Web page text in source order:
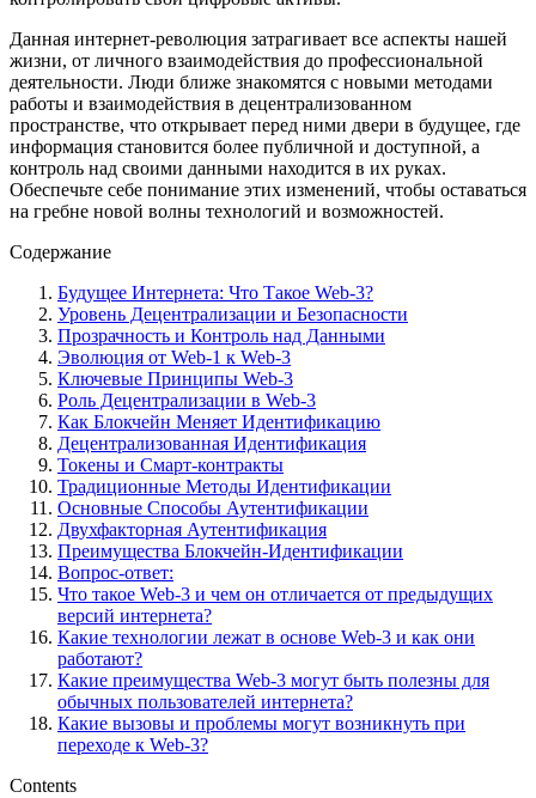
Данная интернет-революция затрагивает все аспекты нашей
жизни, от личного взаимодействия до профессиональной
деятельности. Люди ближе знакомятся с новыми методами
работы и взаимодействия в децентрализованном
пространстве, что открывает перед ними двери в будущее, где
информация становится более публичной и доступной, а
контроль над своими данными находится в их руках.
Обеспечьте себе понимание этих изменений, чтобы оставаться
на гребне новой волны технологий и возможностей.
Содержание
Будущее Интернета: Что Такое Web-3?
Уровень Децентрализации и Безопасности
Прозрачность и Контроль над Данными
Эволюция от Web-1 к Web-3
Ключевые Принципы Web-3
Роль Децентрализации в Web-3
Как Блокчейн Меняет Идентификацию
Децентрализованная Идентификация
Токены и Смарт-контракты
Традиционные Методы Идентификации
Основные Способы Аутентификации
Двухфакторная Аутентификация
Преимущества Блокчейн-Идентификации
Вопрос-ответ:
Что такое Web-3 и чем он отличается от предыдущих
версий интернета?
Какие технологии лежат в основе Web-3 и как они
работают?
Какие преимущества Web-3 могут быть полезны для
обычных пользователей интернета?
Какие вызовы и проблемы могут возникнуть при
переходе к Web-3?
Contents